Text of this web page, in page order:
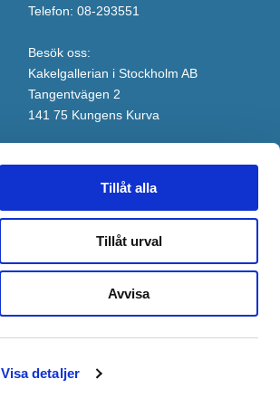
Visa detaljer
Tillåt alla
Tillåt urval
Avvisa
Telefon: 08-293551
Besök oss:
Kakelgallerian i Stockholm AB
Tangentvägen 2
141 75 Kungens Kurva